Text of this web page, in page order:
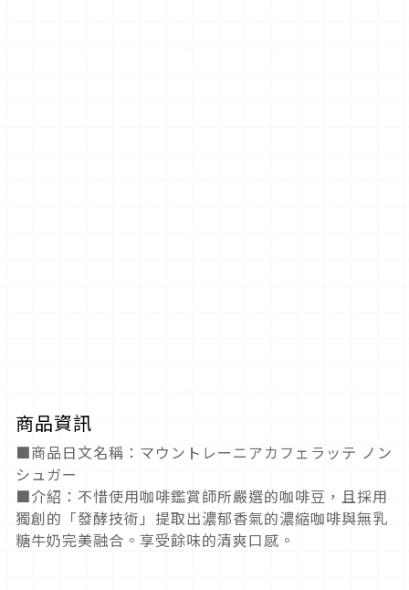
商品資訊
■商品日文名稱：マウントレーニアカフェラッテ ノン
シュガー
■介紹：不惜使用咖啡鑑賞師所嚴選的咖啡豆，且採用
獨創的「發酵技術」提取出濃郁香氣的濃縮咖啡與無乳
糖牛奶完美融合。享受餘味的清爽口感。